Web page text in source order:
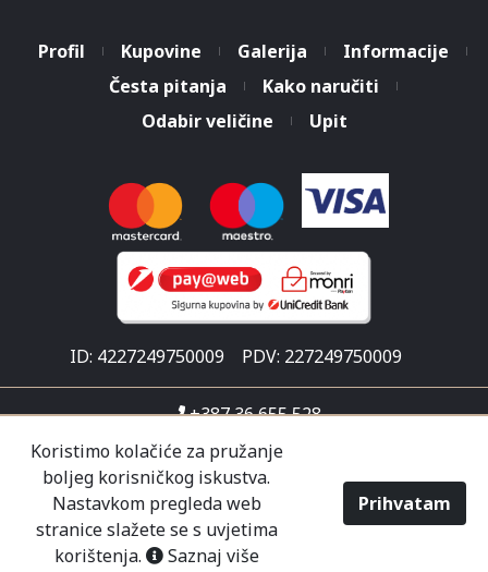
Koristimo kolačiće za pružanje
boljeg korisničkog iskustva.
Nastavkom pregleda web
stranice slažete se s uvjetima
korištenja.
Saznaj više
Prihvatam
Profil Kupovine Galerija
Informacije
Česta pitanja
Kako naručiti
Odabir veličine
Upit
ID: 4227249750009 PDV: 227249750009
+387 36 655 528
info@malisicshop.ba
Put za Ljubuški 1
Pon-sub 07:30 - 21:00